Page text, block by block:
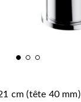
cm (tête 40 mm)